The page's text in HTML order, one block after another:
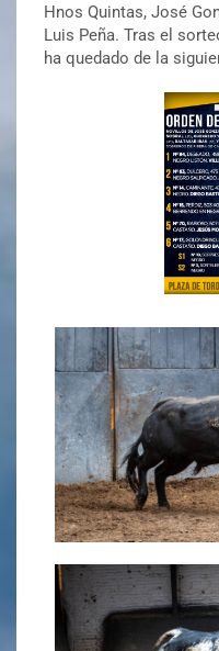
Hnos Quintas, José
Luis Peña. Tras el
ha quedado de la